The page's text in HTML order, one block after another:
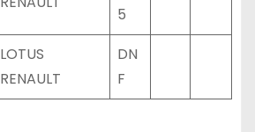
5
LOTUS
RENAULT
DN
F